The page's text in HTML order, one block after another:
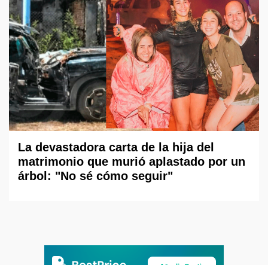
La devastadora carta de la hija del
matrimonio que murió aplastado por un
árbol: "No sé cómo seguir"